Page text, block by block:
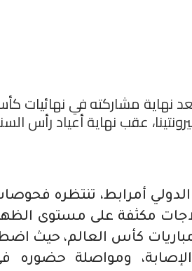
نهاية مشاركته في نهائيات
فيرونتينا، عقب نهاية أعياد رأس
أمرابط، تنتظره
مكثفة على مستوى
كأس العالم، حيث
الإصابة، ومواصلة حضوره